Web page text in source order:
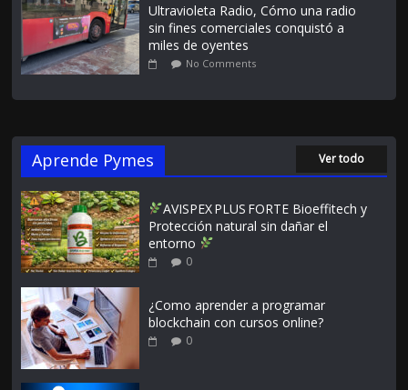
Ultravioleta Radio, Cómo una radio
sin fines comerciales conquistó a
miles de oyentes
No Comments
Aprende Pymes Ver todo
AVISPEX PLUS FORTE Bioeffitech y
Protección natural sin dañar el
entorno
0
¿Como aprender a programar
blockchain con cursos online?
0